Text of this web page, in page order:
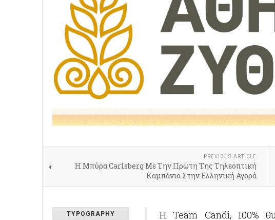
PREVIOUS ARTICLE
Η Μπύρα Carlsberg Με Την Πρώτη Της Τηλεοπτική
Καμπάνια Στην Ελληνική Αγορά
TYPOGRAPHY
Η Team Candi, 100%